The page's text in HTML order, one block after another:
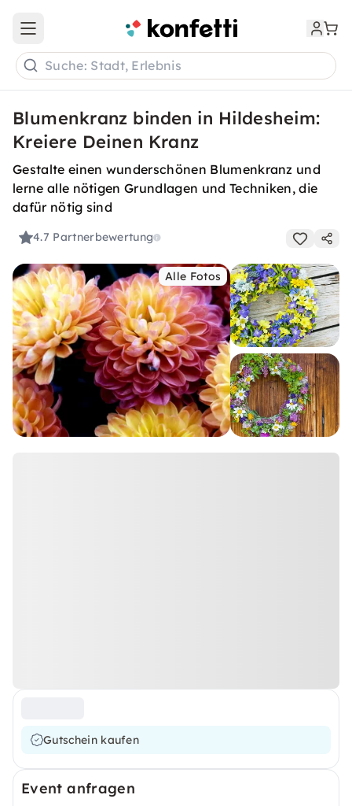
Open main menu
Suche: Stadt, Erlebnis
Blumenkranz binden in Hildesheim:
Kreiere Deinen Kranz
Gestalte einen wunderschönen Blumenkranz und
lerne alle nötigen Grundlagen und Techniken, die
dafür nötig sind
4.7 Partnerbewertung
Alle Fotos
Gutschein kaufen
Event anfragen